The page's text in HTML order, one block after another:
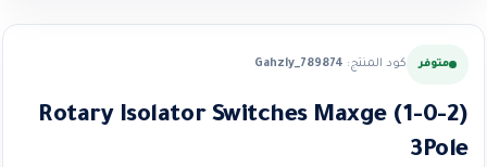
متوفر كود المنتج: Gahzly_789874
Rotary Isolator Switches Maxge (1-0-2)
3Pole